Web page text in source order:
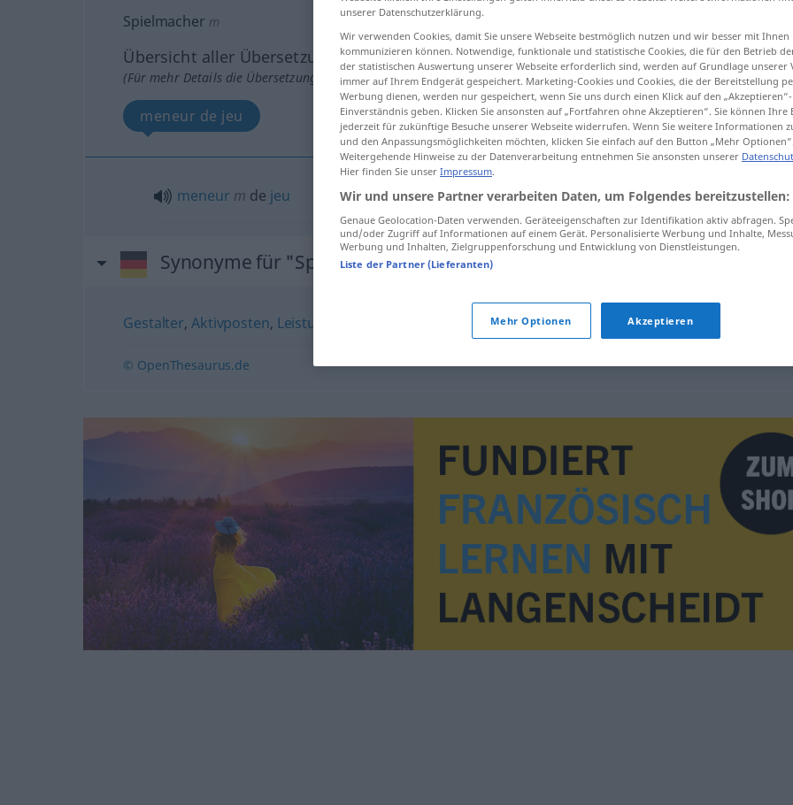
Spielmacher m
Übersicht aller Übersetzungen
(Für mehr Details die Übersetzung anklicken/antippen)
meneur de jeu
meneur m de jeu Spielmacher SPORT
Synonyme für "Spielmacher"
Gestalter,Aktivposten, Leistungsträger Schlüsselfigur, Protagonist
© OpenThesaurus.de
unserer Datenschutzerklärung.
Wir verwenden Cookies, damit Sie unsere Webseite bestmöglich nutzen und wir besser mit Ihnen
kommunizieren können. Notwendige, funktionale und statistische Cookies, die für den Betrieb
der statistischen Auswertung unserer Webseite erforderlich sind, werden auf Grundlage unserer
immer auf Ihrem Endgerät gespeichert. Marketing-Cookies und Cookies, die der Bereitstellung
Werbung dienen, werden nur gespeichert, wenn Sie uns durch einen Klick auf den
Einverständnis geben. Klicken Sie ansonsten auf „Fortfahren ohne Akzeptieren“. Sie können
jederzeit für zukünftige Besuche unserer Webseite widerrufen. Wenn Sie weitere Informationen
und den Anpassungsmöglichkeiten möchten, klicken Sie einfach auf den Button „Mehr
Weitergehende Hinweise zu der Datenverarbeitung entnehmen Sie ansonsten unserer
Hier finden Sie unser Impressum.
Wir und unsere Partner verarbeiten Daten, um Folgendes bereitzustellen:
Genaue Geolocation-Daten verwenden. Geräteeigenschaften zur Identifikation aktiv abfragen.
und/oder Zugriff auf Informationen auf einem Gerät. Personalisierte Werbung und Inhalte,
Werbung und Inhalten, Zielgruppenforschung und Entwicklung von Dienstleistungen.
Liste der Partner (Lieferanten)
Mehr Optionen Akzeptieren